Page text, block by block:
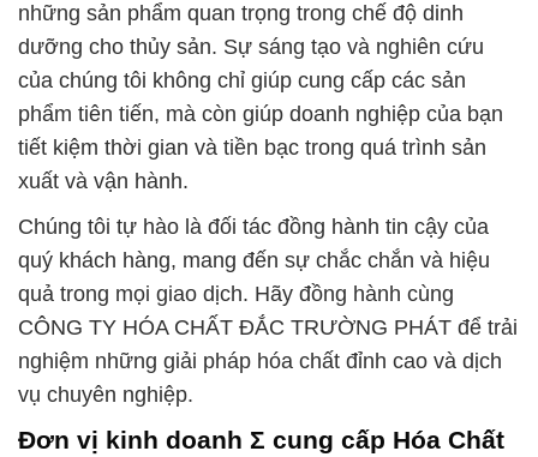
những sản phẩm quan trọng trong chế độ dinh
dưỡng cho thủy sản. Sự sáng tạo và nghiên cứu
của chúng tôi không chỉ giúp cung cấp các sản
phẩm tiên tiến, mà còn giúp doanh nghiệp của bạn
tiết kiệm thời gian và tiền bạc trong quá trình sản
xuất và vận hành.
Chúng tôi tự hào là đối tác đồng hành tin cậy của
quý khách hàng, mang đến sự chắc chắn và hiệu
quả trong mọi giao dịch. Hãy đồng hành cùng
CÔNG TY HÓA CHẤT ĐẮC TRƯỜNG PHÁT để trải
nghiệm những giải pháp hóa chất đỉnh cao và dịch
vụ chuyên nghiệp.
Đơn vị kinh doanh Σ cung cấp Hóa Chất